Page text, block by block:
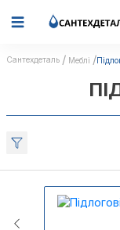
Сантехдеталь Меблі